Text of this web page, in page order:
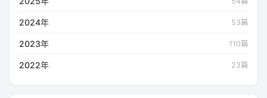
2024年 53篇
2023年 110篇
2022年 23篇